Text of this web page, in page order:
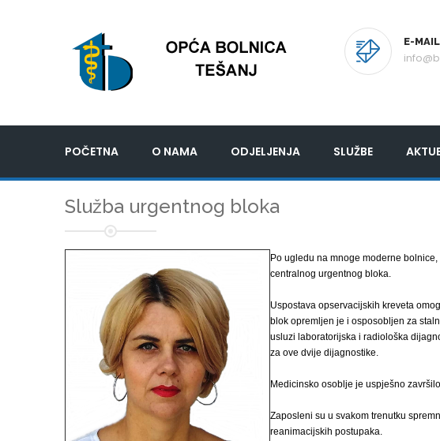
E-MAIL
POČETNA O NAMA ODJELJENJA SLUŽBE
Služba urgentnog bloka
Po ugledu na mnoge moderne
centralnog urgentnog bloka.
Uspostava opservacijskih kreveta
blok opremljen je i osposobljen za
usluzi laboratorijska i radiološka
za ove dvije dijagnostike.
Medicinsko osoblje je uspješno
Zaposleni su u svakom trenutku
reanimacijskih postupaka.